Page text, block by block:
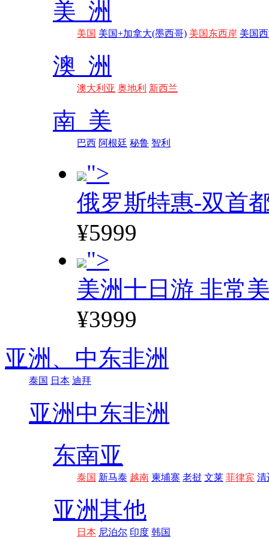
美 洲
美国 美国+加拿大(墨西哥) 美国东西岸 美国
澳 洲
澳大利亚 奥地利 新西兰
南 美
巴西 阿根廷 秘鲁 智利
">
俄罗斯特惠-双首
¥5999
">
美洲十日游 非常
¥3999
亚洲、 中东非洲
泰国 日本 迪拜
亚洲 中东非洲
东南亚
泰国 新马泰 越南 柬埔寨 老挝 文莱 菲律宾 清
亚洲其他
日本 尼泊尔 印度 韩国